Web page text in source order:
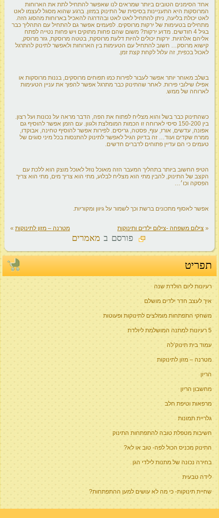
אחד הסימנים הטובים ביותר שמראים לנו שאפשר להתחיל לתת את הארוחות
המרוסקות היא התעניינות בסיסית של התינוק במזון. ברגע שהוא מסגל לעצמו לאט
לאט יכולת בליעה, ניתן להתחיל לאט לאט ובהדרגה להאכיל בארוחות מהסוג הזה.
מתחילים בטעימות של ירקות מרוסקים. לפעמים אפשר גם להתחיל עם התהליך כבר
בגיל 4 חודשים. מדוע ירקות? משום שהם פחות מתוקים ויש פחות נטייה לפתח
אליהם אלרגיות. ירקות יכולים להיות דלעת מרוסקת, בטטה מרוסקת, גזר מרוסק,
קישוא מרוסק… חשוב להתחיל עם הטעימות בין הארוחות ולאפשר לתינוק להתרגל
לאכול בכפית, זה עלול לקחת קצת זמן.
בשלב מאוחר יותר אפשר לעבור לפירות כמו תפוחים מרוסקים, בננות מרוסקות או
אפילו שילובי פירות. לאחר שהתינוק כבר מתרגל אפשר להפוך את עניין הטעימות
לארוחה של ממש.
כשהתינוק כבר בשל והוא מצליח לפתוח את הפה, הדבר מראה על נכונות ועל רצון.
בין 150-200 סיסי לארוחה זו הכמות המומלצת ולגוון. עם הזמן אפשר להוסיף גם
אפונה, עדשים, אורז, עוף, פסטה, גריסים. לפירות אפשר להוסיף טחינה, אבוקדו,
ממרח שקדים ועוד… זה בדיוק הגיל לאפשר לתינוק להתנסות בכל מיני סוגים של
טעמים כי הם עדיין פתוחים לדברים חדשים.
הטיפ החשוב ביותר בתהליך המעבר הזה מאוכל נוזל לאוכל מוצק הוא ללכת עם
הקצב של התינוק, להבין מתי הוא מצליח לבלוע, מתי הוא צריך מים, מתי הוא צריך
הפסקה וכו׳…
אפשר לאסוף מתכונים ברשת וכך לשמור על גיוון ומקוריות.
« צילום משפחה -צילום ילדים ותינוקות מטרנה – מזון לתינוקות »
פורסם ב מאמרים
תפריט
רעיונות ליום הולדת שנה
איך לעצב חדר ילדים מושלם
משחקי התפתחות מומלצים לתינוקות ופעוטות
5 רעיונות למתנה המושלמת ליולדת
עמוד בית תינוק’לה
מטרנה – מזון לתינוקות
הריון
מחשבון הריון
מרפאות וטיפת חלב
גלריית תמונות
חשיבות מטפלת טובה להתפתחות התינוק
התינוק מכניס הכול לפה- טוב או לא?
בחירה נכונה של מתנות לילדי הגן
לידה טבעית
שחיית תינוקות- כי מה לא עושים למען ההתפתחות?